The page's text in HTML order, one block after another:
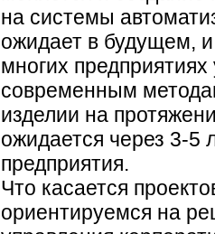
на системы
ожидает в будущем,
многих
современным
изделии на
ожидается через 3-5
предприятия.
Что касается
ориентируемся на